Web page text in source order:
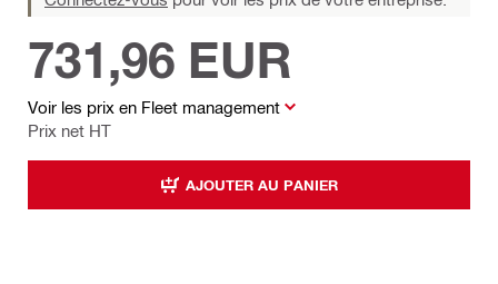
Voir les prix en Fleet management
Prix net HT
731,96 EUR
AJOUTER AU PANIER